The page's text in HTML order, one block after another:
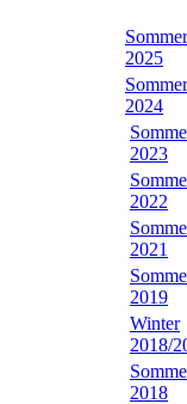
Sommer
2025
Sommer
2024
2023
2022
2021
2019
Winter
2018/
2018